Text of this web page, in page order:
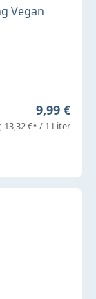
Vegan
Regulärer
9,99 €
13,32 €* / 1 Liter